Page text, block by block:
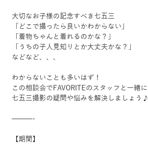
大切なお子様の記念すべき七五三
「どこで撮ったら良いかわからない」
「着物ちゃんと着れるのかな？」
「うちの子人見知りとか大丈夫かな？」
などなど、、、
わからないことも多いはず！
この相談会でFAVORITEのスタッフと一緒に
七五三撮影の疑問や悩みを解決しましょう♪
———-
【期間】